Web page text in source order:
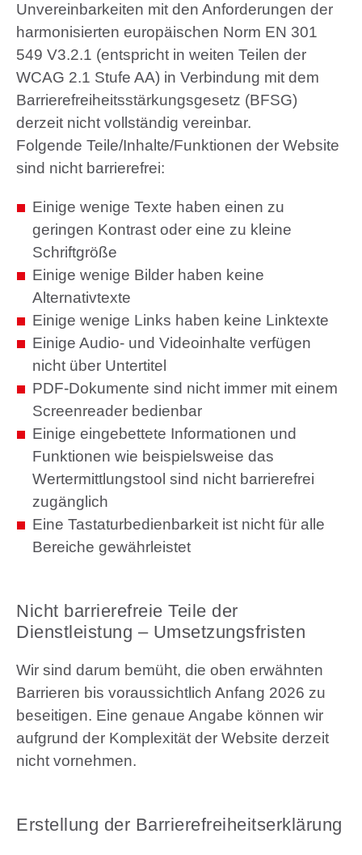
Unvereinbarkeiten mit den Anforderungen der
harmonisierten europäischen Norm EN 301
549 V3.2.1 (entspricht in weiten Teilen der
WCAG 2.1 Stufe AA) in Verbindung mit dem
Barrierefreiheitsstärkungsgesetz (BFSG)
derzeit nicht vollständig vereinbar.
Folgende Teile/Inhalte/Funktionen der Website
sind nicht barrierefrei:
Einige wenige Texte haben einen zu
geringen Kontrast oder eine zu kleine
Schriftgröße
Einige wenige Bilder haben keine
Alternativtexte
Einige wenige Links haben keine Linktexte
Einige Audio- und Videoinhalte verfügen
nicht über Untertitel
PDF-Dokumente sind nicht immer mit einem
Screenreader bedienbar
Einige eingebettete Informationen und
Funktionen wie beispielsweise das
Wertermittlungstool sind nicht barrierefrei
zugänglich
Eine Tastaturbedienbarkeit ist nicht für alle
Bereiche gewährleistet
Nicht barrierefreie Teile der
Dienstleistung – Umsetzungsfristen
Wir sind darum bemüht, die oben erwähnten
Barrieren bis voraussichtlich Anfang 2026 zu
beseitigen. Eine genaue Angabe können wir
aufgrund der Komplexität der Website derzeit
nicht vornehmen.
Erstellung der Barrierefreiheitserklärung